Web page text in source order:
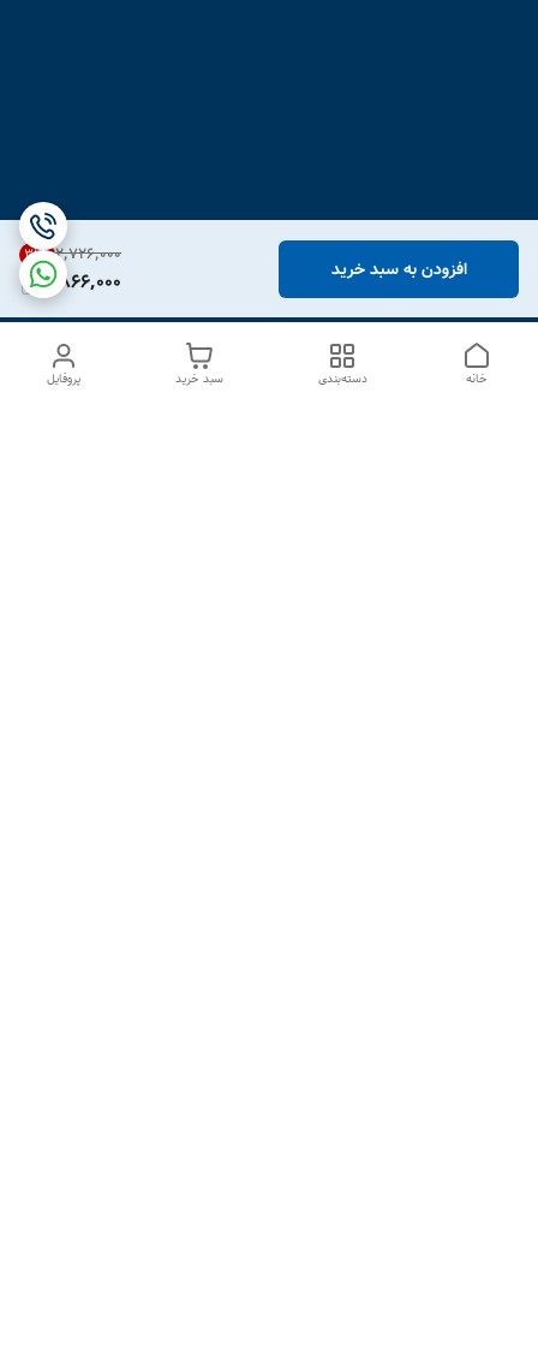
۲٬۷۲۶٬۰۰۰ 31%
1,866,000 افزودن به سبد خرید
پروفایل سبد خرید دسته‌بندی خانه